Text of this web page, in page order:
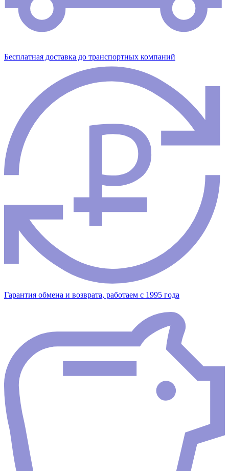
Бесплатная доставка до транспортных компаний
Гарантия обмена и возврата, работаем с 1995 года